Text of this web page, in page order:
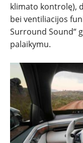
klimato kontrolę),
bei ventiliacijos
Surround Sound“
palaikymu.